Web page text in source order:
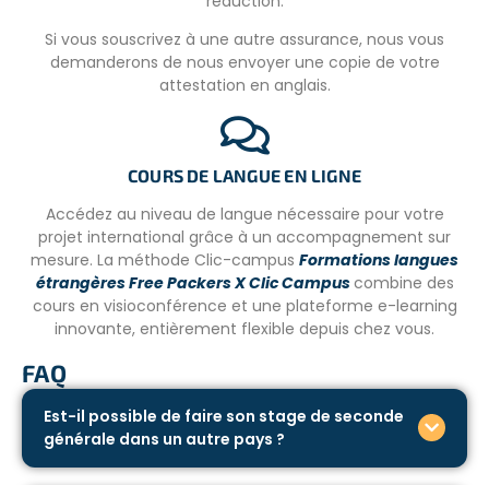
Si vous souscrivez à une autre assurance, nous vous
demanderons de nous envoyer une copie de votre
attestation en anglais.
COURS DE LANGUE EN LIGNE
Accédez au niveau de langue nécessaire pour votre
projet international grâce à un accompagnement sur
mesure. La méthode Clic-campus Formations langues
étrangères Free Packers X Clic Campuscombine des
cours en visioconférence et une plateforme e-learning
innovante, entièrement flexible depuis chez vous.
FAQ
Est-il possible de faire son stage de seconde
générale dans un autre pays ?